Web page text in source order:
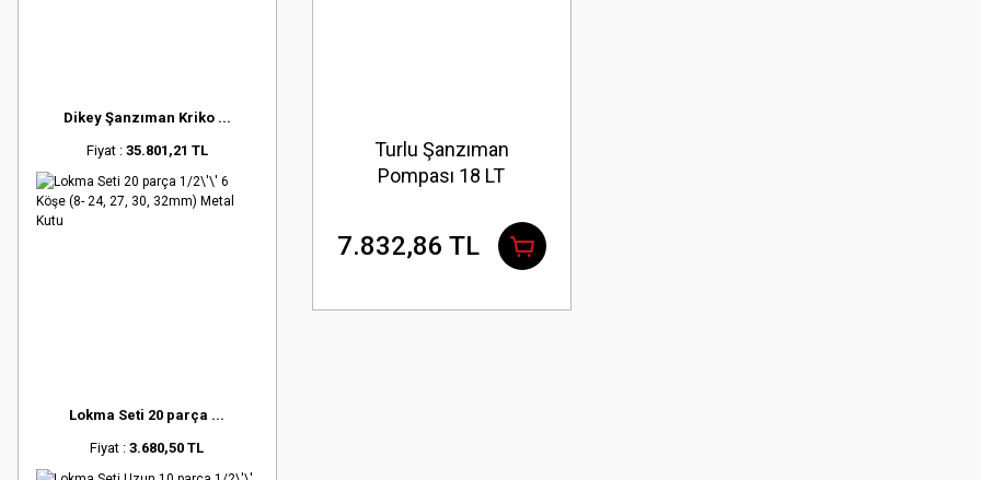
Dikey Şanzıman Kriko ...
Fiyat : 35.801,21 TL
Lokma Seti 20 parça ...
Fiyat :3.680,50 TL
Turlu Şanzıman
Pompası 18 LT
7.832,86 TL